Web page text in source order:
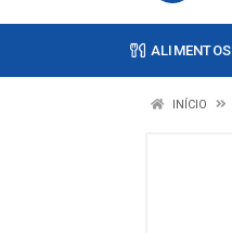
ALIMENTOS
INÍCIO